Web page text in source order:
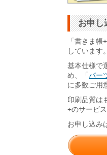
お申し
「書きま
しています。
基本仕様で
め、「 パー
に多数ご用
印刷品質は
+のサービ
お申し込み